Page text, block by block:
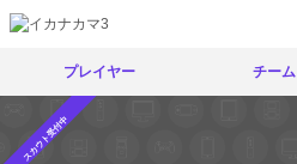
プレイヤー チーム
スカウト受付中